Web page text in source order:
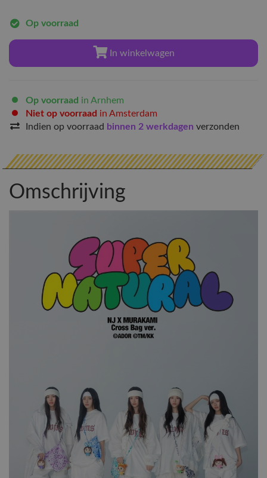
Op voorraad
In winkelwagen
Op voorraad in Arnhem
Niet op voorraad in Amsterdam
Indien op voorraad binnen 2 werkdagen verzonden
Omschrijving